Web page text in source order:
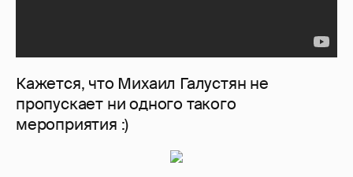
Кажется, что Михаил Галустян не
пропускает ни одного такого
мероприятия :)